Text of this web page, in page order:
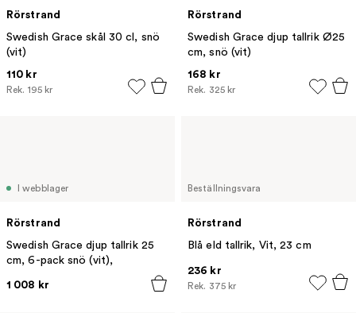
Rörstrand
Swedish Grace skål 30 cl, snö
(vit)
110 kr
Rek. 195 kr
Rörstrand
Swedish Grace djup tallrik Ø25
cm, snö (vit)
168 kr
Rek. 325 kr
I webblager
Rörstrand
Swedish Grace djup tallrik 25
cm, 6-pack snö (vit),
1 008 kr
Beställningsvara
Rörstrand
Blå eld tallrik, Vit, 23 cm
236 kr
Rek. 375 kr